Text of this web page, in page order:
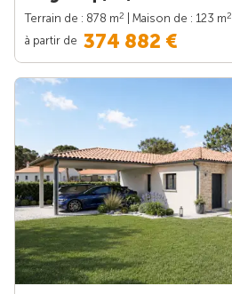
Terrain de : 878 m2 | Maison de : 123 m2
à partir de 374 882 €